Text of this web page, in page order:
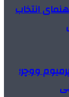
انتخاب
ووچر؛